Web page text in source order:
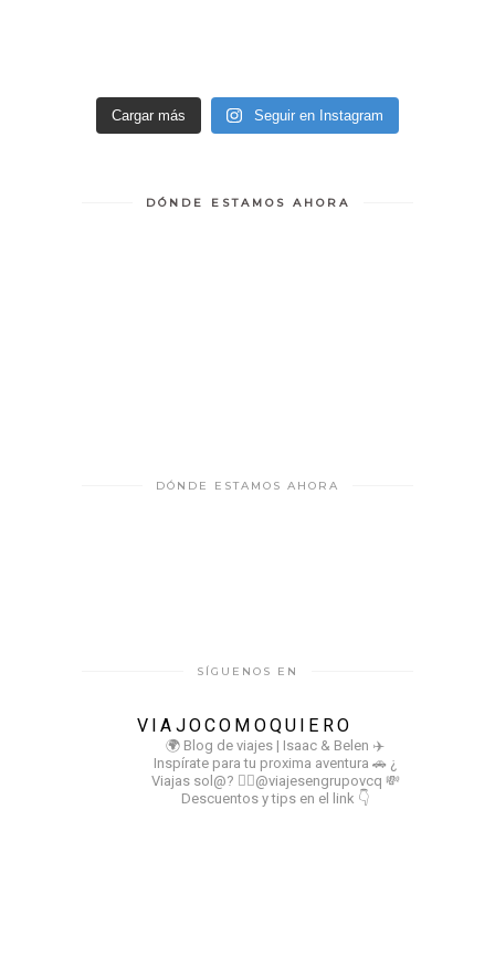
Cargar más Seguir en Instagram
DÓNDE ESTAMOS AHORA
DÓNDE ESTAMOS AHORA
SÍGUENOS EN
VIAJOCOMOQUIERO
🌍 Blog de viajes | Isaac & Belen ✈️
Inspírate para tu proxima aventura 🚗 ¿
Viajas sol@? 👉🏻@viajesengrupovcq 💸
Descuentos y tips en el link 👇